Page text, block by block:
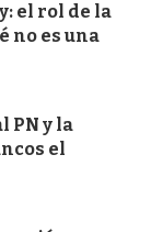
el rol de la
no es una
PN y la
el